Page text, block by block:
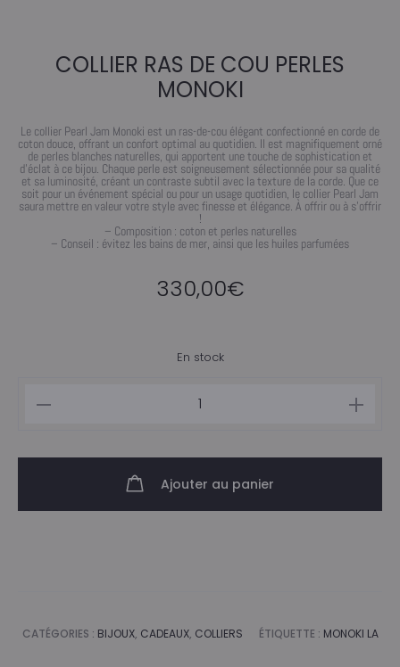
COLLIER RAS DE COU PERLES
MONOKI
Le collier Pearl Jam Monoki est un ras-de-cou élégant confectionné en corde de
coton douce, offrant un confort optimal au quotidien. Il est magnifiquement orné
de perles blanches naturelles, qui apportent une touche de sophistication et
d’éclat à ce bijou. Chaque perle est soigneusement sélectionnée pour sa qualité
et sa luminosité, créant un contraste subtil avec la texture de la corde. Que ce
soit pour un événement spécial ou pour un usage quotidien, le collier Pearl Jam
saura mettre en valeur votre style avec finesse et élégance. À offrir ou à s’offrir
!
– Composition : coton et perles naturelles
– Conseil : évitez les bains de mer, ainsi que les huiles parfumées
330,00€
En stock
Ajouter au panier
CATÉGORIES : BIJOUX, CADEAUX, COLLIERS ÉTIQUETTE : MONOKI LA